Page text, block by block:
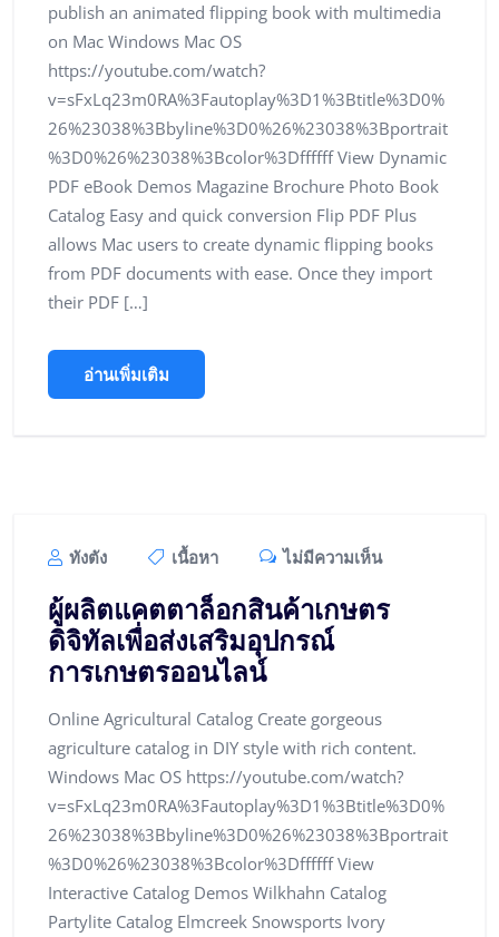
publish an animated flipping book with multimedia
on Mac Windows Mac OS
https://youtube.com/watch?
v=sFxLq23m0RA%3Fautoplay%3D1%3Btitle%3D0%
26%23038%3Bbyline%3D0%26%23038%3Bportrait
%3D0%26%23038%3Bcolor%3Dffffff View Dynamic
PDF eBook Demos Magazine Brochure Photo Book
Catalog Easy and quick conversion Flip PDF Plus
allows Mac users to create dynamic flipping books
from PDF documents with ease. Once they import
their PDF […]
อ่านเพิ่มเติม
ทังตัง เนื้อหา ไม่มีความเห็น
ผู้ผลิตแคตตาล็อกสินค้าเกษตร
ดิจิทัลเพื่อส่งเสริมอุปกรณ์
การเกษตรออนไลน์
Online Agricultural Catalog Create gorgeous
agriculture catalog in DIY style with rich content.
Windows Mac OS https://youtube.com/watch?
v=sFxLq23m0RA%3Fautoplay%3D1%3Btitle%3D0%
26%23038%3Bbyline%3D0%26%23038%3Bportrait
%3D0%26%23038%3Bcolor%3Dffffff View
Interactive Catalog Demos Wilkhahn Catalog
Partylite Catalog Elmcreek Snowsports Ivory